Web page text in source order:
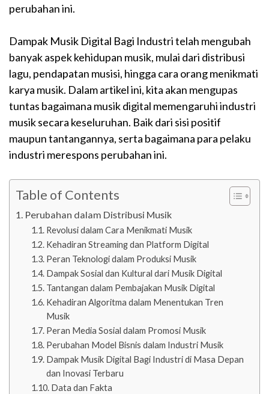
perubahan ini.
Dampak Musik Digital Bagi Industri telah mengubah
banyak aspek kehidupan musik, mulai dari distribusi
lagu, pendapatan musisi, hingga cara orang menikmati
karya musik. Dalam artikel ini, kita akan mengupas
tuntas bagaimana musik digital memengaruhi industri
musik secara keseluruhan. Baik dari sisi positif
maupun tantangannya, serta bagaimana para pelaku
industri merespons perubahan ini.
Table of Contents
Perubahan dalam Distribusi Musik
Revolusi dalam Cara Menikmati Musik
Kehadiran Streaming dan Platform Digital
Peran Teknologi dalam Produksi Musik
Dampak Sosial dan Kultural dari Musik Digital
Tantangan dalam Pembajakan Musik Digital
Kehadiran Algoritma dalam Menentukan Tren
Musik
Peran Media Sosial dalam Promosi Musik
Perubahan Model Bisnis dalam Industri Musik
Dampak Musik Digital Bagi Industri di Masa Depan
dan Inovasi Terbaru
Data dan Fakta